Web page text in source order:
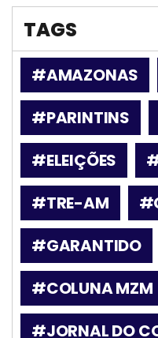
TAGS
#AMAZONAS
#PARINTINS
#ELEIÇÕES
#TRE-AM
#GARANTIDO
#COLUNA MZM
#JORNAL DO